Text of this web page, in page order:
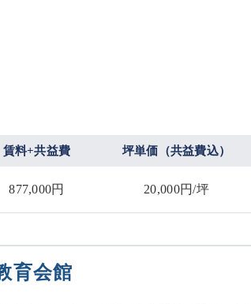
賃料+共益費 坪単価（共益費込）
877,000円 20,000円/坪
育会館